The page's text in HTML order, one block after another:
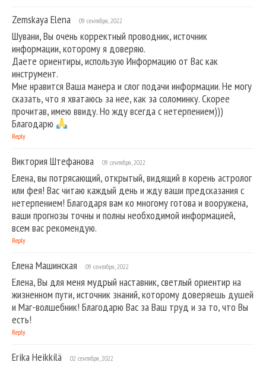
Zemskaya Elena 09 сентября, 2022
Шувани, Вы очень корректный проводник, источник
информации, которому я доверяю.
Даете ориентиры, использую Информацию от Вас как
инструмент.
Мне нравится Ваша манера и слог подачи информации. Не могу
сказать, что я хватаюсь за нее, как за соломинку. Скорее
прочитав, имею ввиду. Но жду всегда с нетерпением)))
Благодарю
Reply
Виктория Штефанова 09 сентября, 2022
Елена, вы потрясающий, открытый, видящий в корень астролог
или фея! Вас читаю каждый день и жду ваши предсказания с
нетерпением! Благодаря вам ко многому готова и вооружена,
ваши прогнозы точны и полны необходимой информацией,
всем вас рекомендую.
Reply
Елена Машинская 09 сентября, 2022
Елена, Вы для меня мудрый наставник, светлый ориентир на
жизненном пути, источник знаний, которому доверяешь душей
и Маг-волшебник! Благодарю Вас за Ваш труд и за то, что Вы
есть!
Reply
Erika Heikkilä 02 сентября, 2022